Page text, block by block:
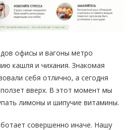
офисы и вагоны метро
кашля и чихания. Знакомая
себя отлично, а сегодня
ползет вверх. В этот момент мы
лимоны и шипучие витамины.
совершенно иначе. Нашу